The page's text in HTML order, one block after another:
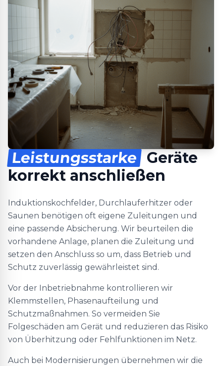
Leistungsstarke Geräte
korrekt anschließen
Induktionskochfelder, Durchlauferhitzer oder
Saunen benötigen oft eigene Zuleitungen und
eine passende Absicherung. Wir beurteilen die
vorhandene Anlage, planen die Zuleitung und
setzen den Anschluss so um, dass Betrieb und
Schutz zuverlässig gewährleistet sind.
Vor der Inbetriebnahme kontrollieren wir
Klemmstellen, Phasenaufteilung und
Schutzmaßnahmen. So vermeiden Sie
Folgeschäden am Gerät und reduzieren das Risiko
von Überhitzung oder Fehlfunktionen im Netz.
Auch bei Modernisierungen übernehmen wir die